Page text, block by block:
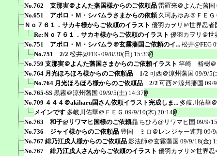
No.762 支那実＠よんた藩国様からのご依頼品 雷羅来＠よんた藩国
No.651 アポロ・Ｍ・シバムラさまからの依頼 久珂あゆみ＠ＦＥＧ
Ｎｏ７６１．サカキ様からご依頼のイラスト 優羽カヲリ＠世界忍者
Re:Ｎｏ７６１．サカキ様からご依頼のイラスト 優羽カヲリ＠世
No.751 アポロ・Ｍ・シバムラ＠玄霧藩国ご依頼のイ... 松井@FEG
No.751 2/2 松井@FEG 09/8/30(日) 15:33
No.759 支那実＠よんた藩国さまからのご依頼イラスト 竿崎 裕樹＠
No.764 月光ほろほろ様からのご依頼品 1/2 可西＠涼州藩国 09/9/5(
No.764 月光ほろほろ様からのご依頼品 2/2 可西＠涼州藩国 09/
No.765-SS 黒霧＠涼州藩国 09/9/5(土) 14:37
No.709 ４４４＠akiharu国さん依頼イラスト完成しま... 多岐川佑華
メインです 多岐川佑華＠ＦＥＧ 09/9/10(木) 20:14
No.763 和子@リワマヒ国様のご依頼品 ちひろ@リワマヒ国 09/9/
No.736 ジャイ様からのご依頼品 豊国 ミロ＠レンジャー連邦 09/
No.767 緋乃江戌人様からのご依頼品 影法師＠玄霧藩国 09/9/18(金)
No.767 緋乃江戌人さんからご依頼のイラスト 優羽カヲリ＠世界忍